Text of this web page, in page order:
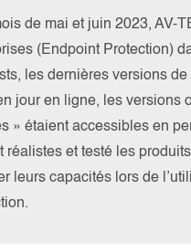
de mai et juin 2023, AV-
(Endpoint Protection)
les dernières versions
jour en ligne, les versions
» étaient accessibles en
réalistes et testé les
leurs capacités lors de